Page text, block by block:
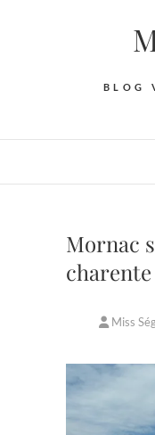
BLOG
Mornac
Miss